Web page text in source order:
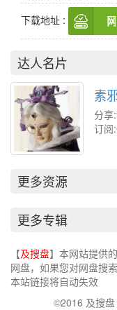
下载地址 :
达人名片
素
分
订阅
更多资源
更多专辑
【及搜盘】本网站提供
网盘，如果您对网盘搜
本站链接将自动失效
©2016 及搜